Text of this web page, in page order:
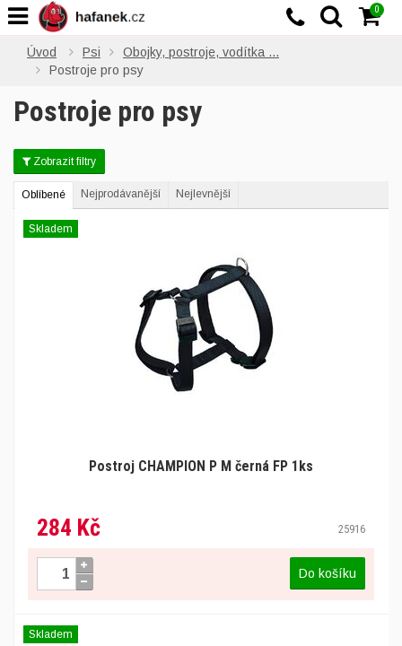
Úvod Psi
Obojky, postroje, vodítka ...
Postroje pro psy
Postroje pro psy
Zobrazit filtry
Oblíbené Nejprodávanější Nejlevnější
Postroj CHAMPION P M černá FP 1ks
284 Kč 25916
Skladem
Do košíku
Skladem
0